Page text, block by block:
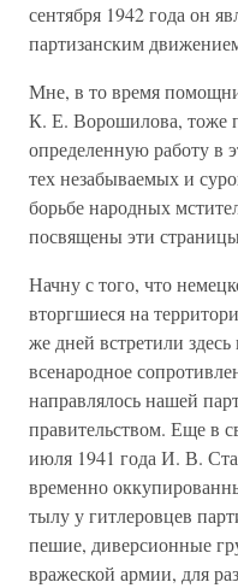
сентября 1942 года он
партизанским
Мне, в то время
К. Е. Ворошилова, тоже
определенную работу в
тех незабываемых и
борьбе народных
посвящены эти
Начну с того, что
вторгшиеся на
же дней встретили
всенародное
направлялось нашей
правительством. Еще в
июля 1941 года И. В.
временно
тылу у гитлеровцев
пешие, диверсионные
вражеской армии, для